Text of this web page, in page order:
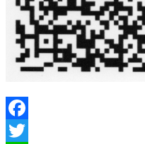
Facebook